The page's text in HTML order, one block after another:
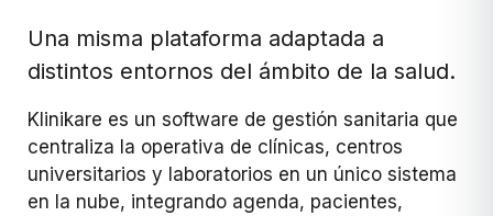
Una misma plataforma adaptada a
distintos entornos del ámbito de la salud.
Klinikare es un software de gestión sanitaria que
centraliza la operativa de clínicas, centros
universitarios y laboratorios en un único sistema
en la nube, integrando agenda, pacientes,